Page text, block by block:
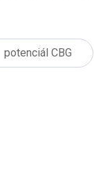
potenciál CBG